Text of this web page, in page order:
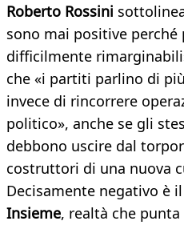
Roberto Rossini
sono mai positive
difficilmente
che «i partiti parlino di
invece di rincorrere
politico», anche se gli
debbono uscire dal
costruttori di una nuova
Decisamente negativo è
Insieme, realtà che